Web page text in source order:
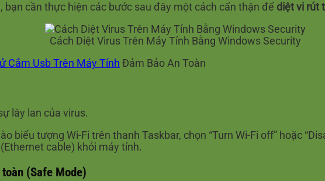
bạn cần thực hiện các bước sau đây một cách cẩn thận để diệt vi rút
Cách Diệt Virus Trên Máy Tính Bằng Windows Security
Cắm Usb Trên Máy Tính Đảm Bảo An Toàn
lây lan của virus.
biểu tượng Wi-Fi trên thanh Taskbar, chọn “Turn Wi-Fi off” hoặc
cable) khỏi máy tính.
(Safe Mode)